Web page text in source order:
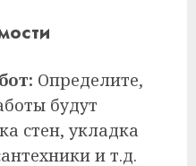
Определите,
будут
стен, укладка
и т.д.